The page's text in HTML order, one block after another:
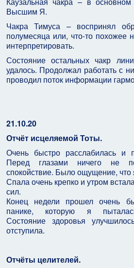
Высшим Я.
Чакра Тимуса – воспринял
полумесяца или, что-то похожее
интерпретировать.
Состояние остальных чакр
удалось. Продолжал работать с
проводил поток информации
21.10.20
Отчёт исцеляемой Тоты.
Очень быстро расслабилась и
Перед глазами ничего не
спокойствие. Было ощущение, что
Спала очень крепко и утром
сил.
Конец недели прошел очень
панике, которую я
Состояние здоровья
отступила.
Отчёты целителей.